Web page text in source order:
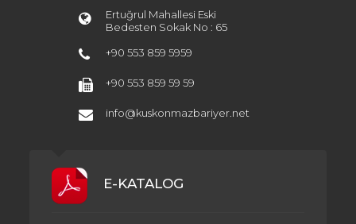
Ertuğrul Mahallesi Eski
Bedesten Sokak No : 65
+90 553 859 5959
+90 553 859 59 59
info@kuskonmazbariyer.net
E-KATALOG